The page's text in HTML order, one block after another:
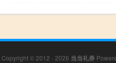
Copyright © 2012 - 2026 当当礼券